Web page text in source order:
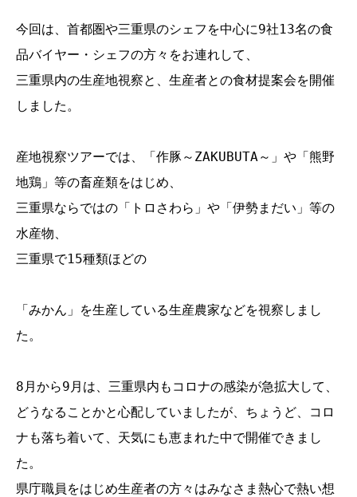
今回は、首都圏や三重県のシェフを中心に9社13名の食
品バイヤー・シェフの方々をお連れして、
三重県内の生産地視察と、生産者との食材提案会を開催
しました。
産地視察ツアーでは、「作豚～ZAKUBUTA～」や「熊野
地鶏」等の畜産類をはじめ、
三重県ならではの「トロさわら」や「伊勢まだい」等の
水産物、
三重県で15種類ほどの
「みかん」を生産している生産農家などを視察しまし
た。
8月から9月は、三重県内もコロナの感染が急拡大して、
どうなることかと心配していましたが、ちょうど、コロ
ナも落ち着いて、天気にも恵まれた中で開催できまし
た。
県庁職員をはじめ生産者の方々はみなさま熱心で熱い想